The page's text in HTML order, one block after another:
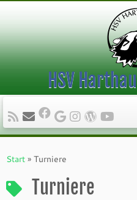
Inhalt
HSV
Start » Turniere
Turniere